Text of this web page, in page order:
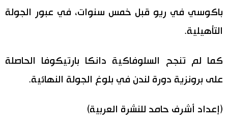
باكوسي في ريو قبل خمس سنوات، في عبور الجولة
التأهيلية.
كما لم تنجح السلوفاكية دانكا بارتيكوفا الحاصلة
على برونزية دورة لندن في بلوغ الجولة النهائية.
(إعداد أشرف حامد للنشرة العربية)